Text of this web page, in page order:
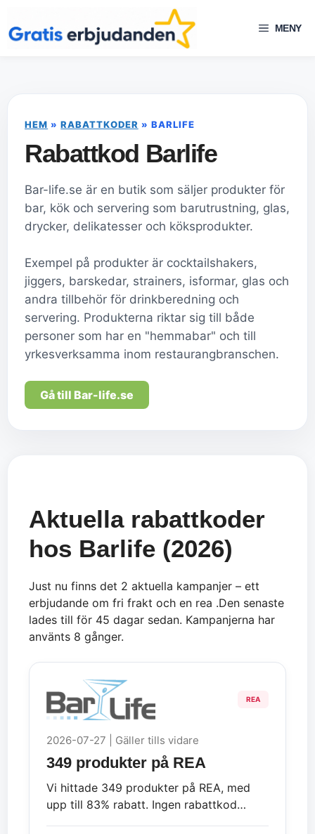
till
innehåll
MENY
HEM »RABATTKODER » BARLIFE
Rabattkod Barlife
Bar-life.se är en butik som säljer produkter för
bar, kök och servering som barutrustning, glas,
drycker, delikatesser och köksprodukter.
Exempel på produkter är cocktailshakers,
jiggers, barskedar, strainers, isformar, glas och
andra tillbehör för drinkberedning och
servering. Produkterna riktar sig till både
personer som har en "hemmabar" och till
yrkesverksamma inom restaurangbranschen.
Gå till Bar-life.se
Aktuella rabattkoder
hos Barlife (2026)
Just nu finns det 2 aktuella kampanjer – ett
erbjudande om fri frakt och en rea .Den senaste
lades till för 45 dagar sedan. Kampanjerna har
använts 8 gånger.
REA
2026-07-27 | Gäller tills vidare
349 produkter på REA
Vi hittade 349 produkter på REA, med
upp till 83% rabatt. Ingen rabattkod